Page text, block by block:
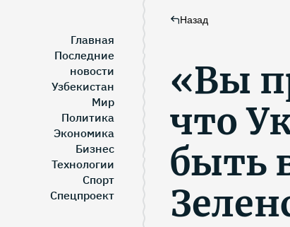
Главная
Последние
новости
Узбекистан
Мир
Политика
Экономика
Бизнес
Технологии
Спорт
Спецпроект
Назад
«Вы
что
быть